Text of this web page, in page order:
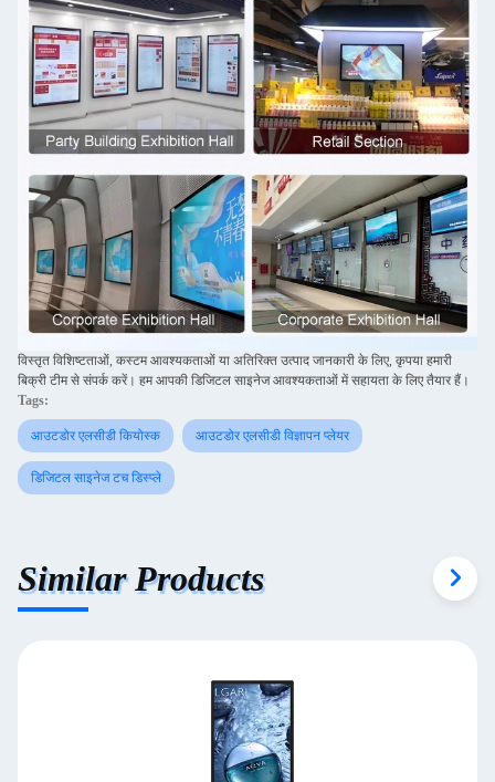
विस्तृत विशिष्टताओं, कस्टम आवश्यकताओं या अतिरिक्त उत्पाद जानकारी के लिए, कृपया हमारी
बिक्री टीम से संपर्क करें। हम आपकी डिजिटल साइनेज आवश्यकताओं में सहायता के लिए तैयार हैं।
Tags:
आउटडोर एलसीडी कियोस्क आउटडोर एलसीडी विज्ञापन प्लेयर
डिजिटल साइनेज टच डिस्प्ले
Similar Products